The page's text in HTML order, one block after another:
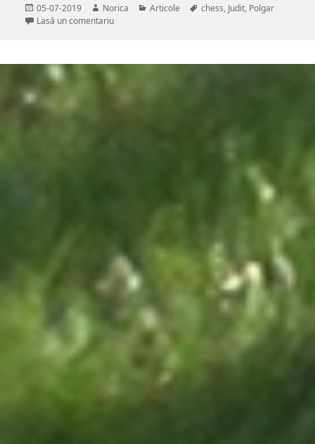
Publicat
pe
05-07-2019 Autor
Norica Categorii
Articole Etichete
chess, Judit, Polgar
Lasă un comentariula Judit Polgar s beautiful attacking idea